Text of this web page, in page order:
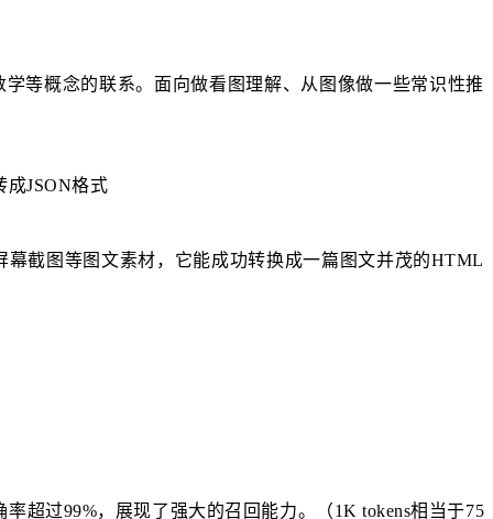
等概念的联系。面向做看图理解、从图像做一些常识性推
成JSON格式
幕截图等图文素材，它能成功转换成一篇图文并茂的HTML
超过99%，展现了强大的召回能力。（1K tokens相当于75